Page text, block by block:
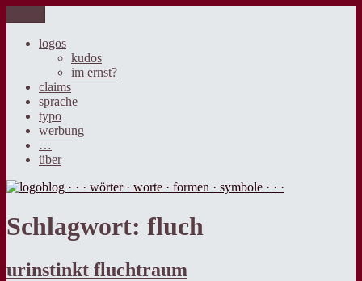
Inhalt
springen
logoblog · · · wörter · worte · formen · symbole · · ·
der blog über sprache, design und werbung.
logos
kudos
im ernst?
claims
sprache
typo
werbung
…
über
Schlagwort: fluch
urinstinkt fluchtraum